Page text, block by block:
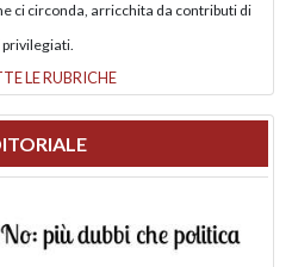
ci circonda, arricchita da contributi di
LE RUBRICHE